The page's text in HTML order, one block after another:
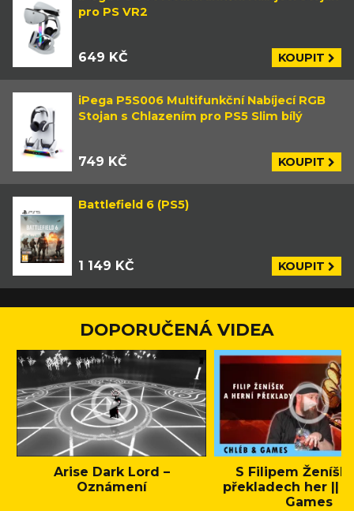
pro PS VR2
649 KČ KOUPIT
iPega P5S006 Multifunkční Nabíjecí RGB
Stojan s Chlazením pro PS5 Slim bílý
749 KČ KOUPIT
Battlefield 6 (PS5)
1 149 KČ KOUPIT
DOPORUČENÁ VIDEA
Arise Dark Lord –
Oznámení
S Filipem
překladech her ||
Games